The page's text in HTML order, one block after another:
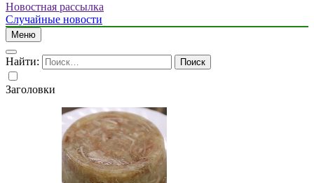
Новостная рассылка
Случайные новости
Меню
Найти:
Заголовки